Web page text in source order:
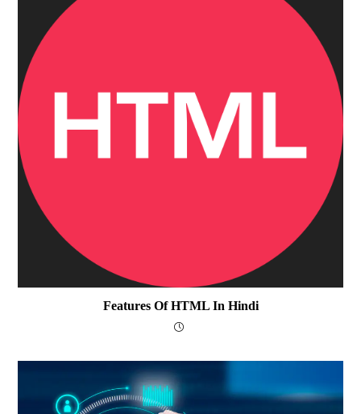
Features Of HTML In Hindi